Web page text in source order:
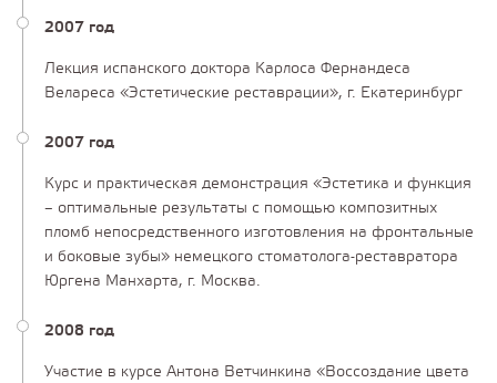
2007 год
Лекция испанского доктора Карлоса Фернандеса
Велареса «Эстетические реставрации», г. Екатеринбург
2007 год
Курс и практическая демонстрация «Эстетика и функция
– оптимальные результаты с помощью композитных
пломб непосредственного изготовления на фронтальные
и боковые зубы» немецкого стоматолога-реставратора
Юргена Манхарта, г. Москва.
2008 год
Участие в курсе Антона Ветчинкина «Воссоздание цвета